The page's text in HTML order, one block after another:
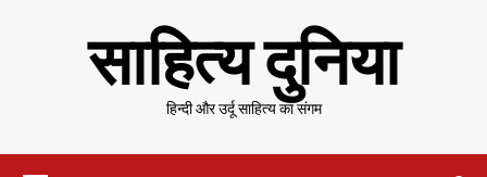
साहित्य दुनिया
हिन्दी और उर्दू साहित्य का संगम